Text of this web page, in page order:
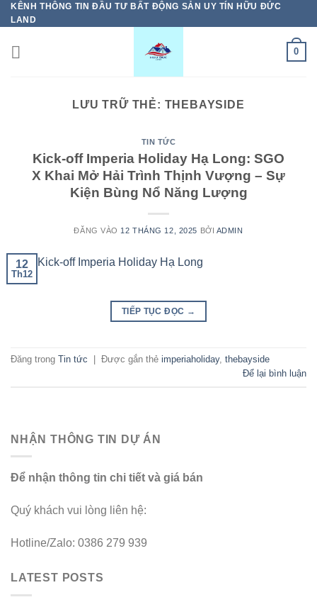
Bỏ
qua
nội
dung
KÊNH THÔNG TIN ĐẦU TƯ BẤT ĐỘNG SẢN UY TÍN HỮU ĐỨC
LAND
0
LƯU TRỮ THẺ: THEBAYSIDE
TIN TỨC
Kick-off Imperia Holiday Hạ Long: SGO
X Khai Mở Hải Trình Thịnh Vượng – Sự
Kiện Bùng Nổ Năng Lượng
ĐĂNG VÀO 12 THÁNG 12, 2025 BỞI ADMIN
12
Th12
TIẾP TỤC ĐỌC →
Đăng trong Tin tức Được gắn thẻ imperiaholiday, thebayside
Để lại bình luận
NHẬN THÔNG TIN DỰ ÁN
Để nhận thông tin chi tiết và giá bán
Quý khách vui lòng liên hệ:
Hotline/Zalo: 0386 279 939
LATEST POSTS